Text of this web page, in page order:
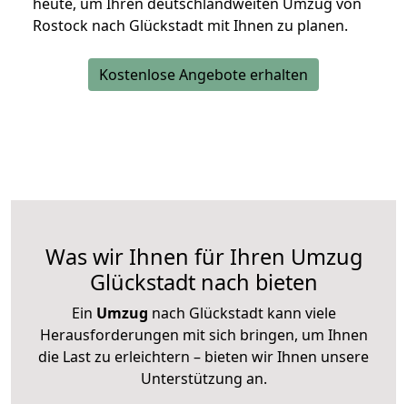
Rostock nach Glückstadt mit Ihnen zu planen.
Kostenlose Angebote erhalten
Was wir Ihnen für Ihren Umzug
Glückstadt nach bieten
Ein Umzug nach Glückstadt kann viele
Herausforderungen mit sich bringen, um Ihnen
die Last zu erleichtern – bieten wir Ihnen unsere
Unterstützung an.